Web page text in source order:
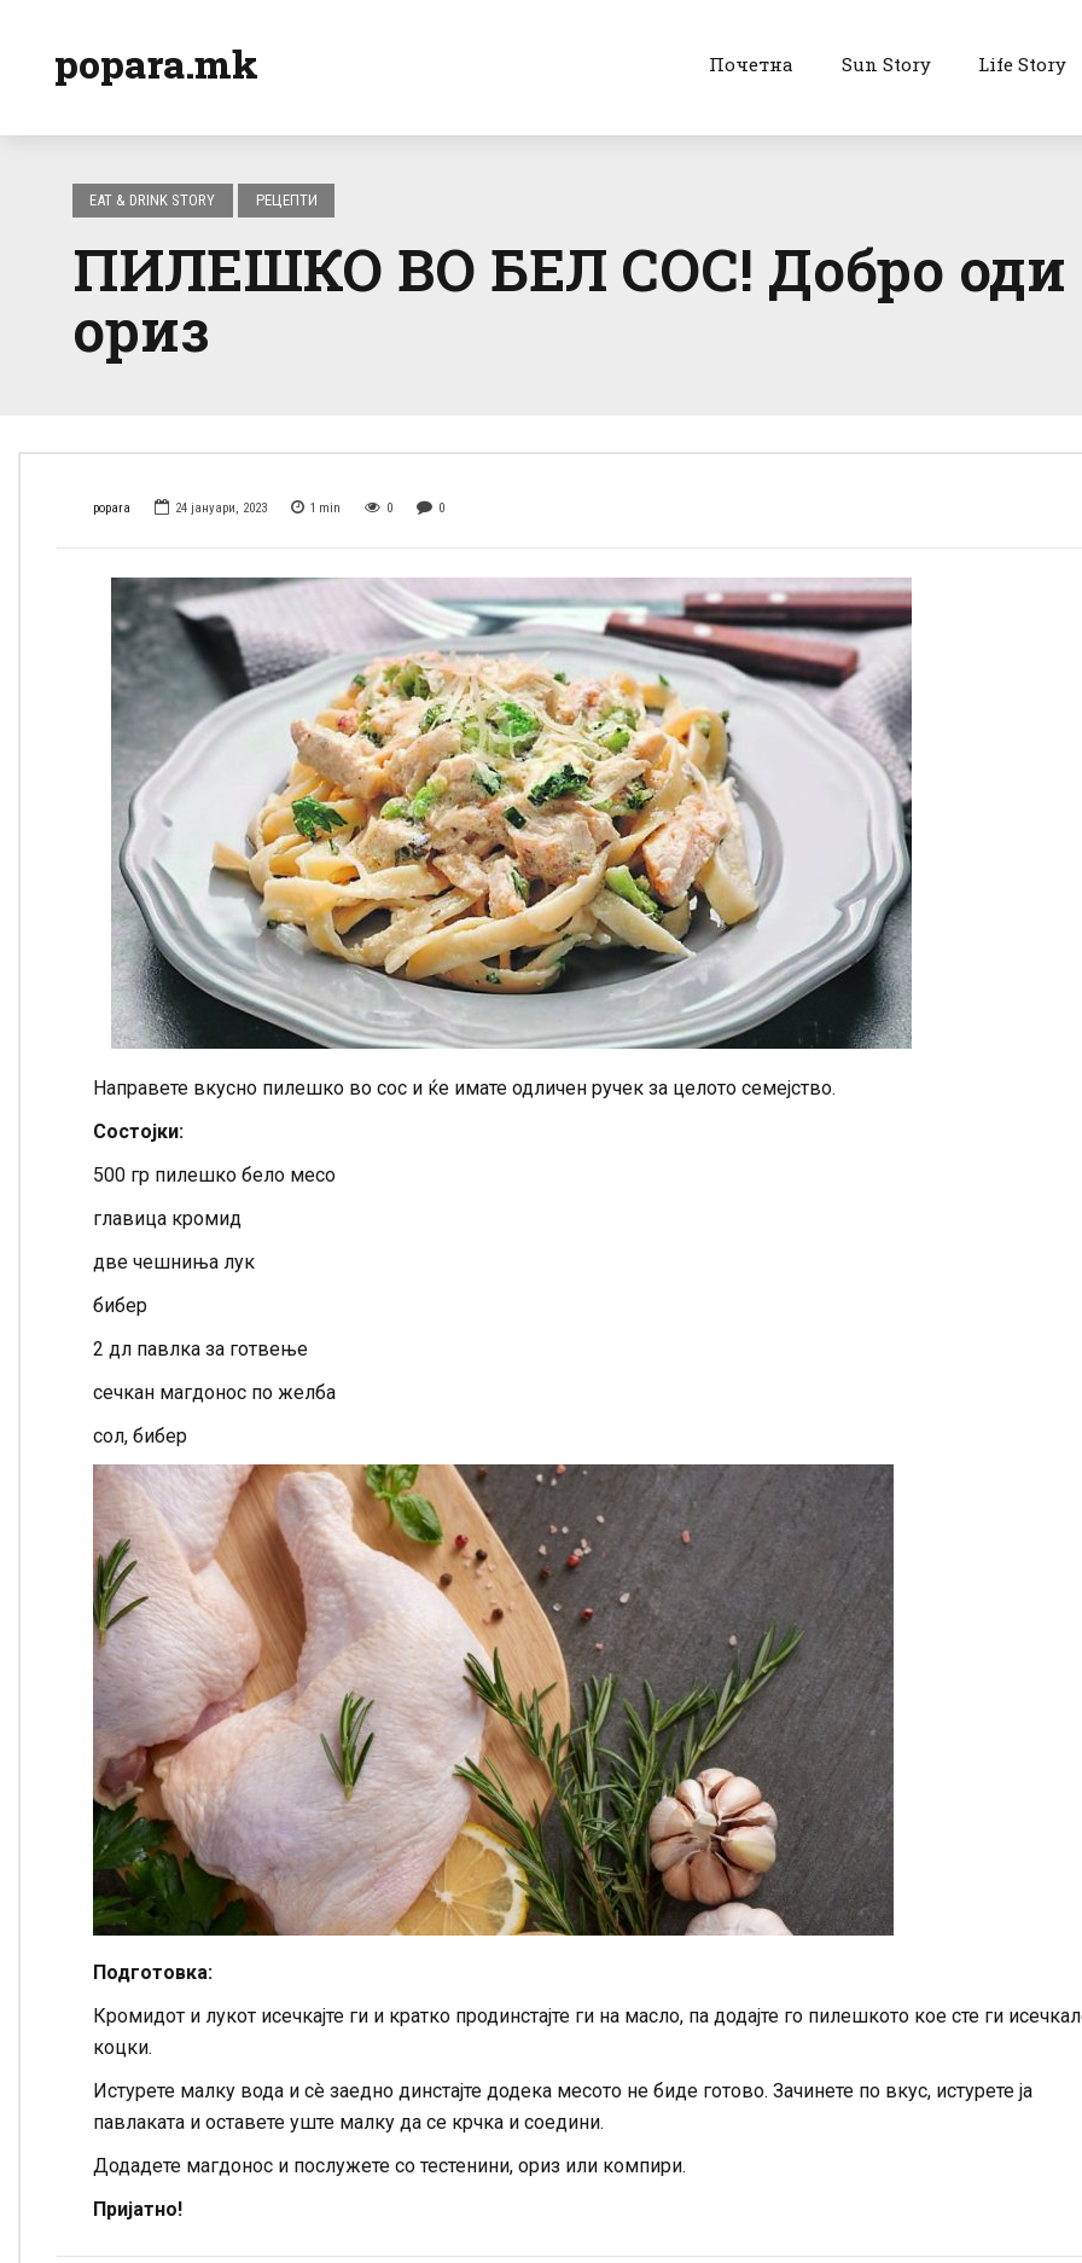
popara.mk Почетна Sun Story Life Story
EAT & DRINK STORY РЕЦЕПТИ
ПИЛЕШКО ВО БЕЛ СОС! Добро оди
ориз
popara 24 јануари, 2023 1 min 0 0
Направете вкусно пилешко во сос и ќе имате одличен ручек за целото семејство.
Состојки:
500 гр пилешко бело месо
главица кромид
две чешниња лук
бибер
2 дл павлка за готвење
сечкан магдонос по желба
сол, бибер
Подготовка:
Кромидот и лукот исечкајте ги и кратко продинстајте ги на масло, па додајте го пилешкото кое сте ги
коцки.
Истурете малку вода и сè заедно динстајте додека месото не биде готово. Зачинете по вкус, истурете ја
павлаката и оставете уште малку да се крчка и соедини.
Додадете магдонос и послужете со тестенини, ориз или компири.
Пријатно!